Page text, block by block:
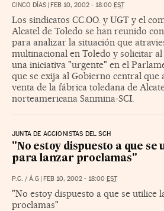
CINCO DÍAS | FEB 10, 2002 - 18:00 EST
Los sindicatos CC.OO. y UGT y el
Alcatel de Toledo se han reunido
para analizar la situación que
multinacional en Toledo y solicitar
una iniciativa "urgente" en el
que se exija al Gobierno central que
venta de la fábrica toledana de
norteamericana Sanmina-SCI.
JUNTA DE ACCIONISTAS DEL SCH
"No estoy dispuesto a que se
para lanzar proclamas"
P.C. / Á.G | FEB 10, 2002 - 18:00 EST
"No estoy dispuesto a que se utilice
proclamas"